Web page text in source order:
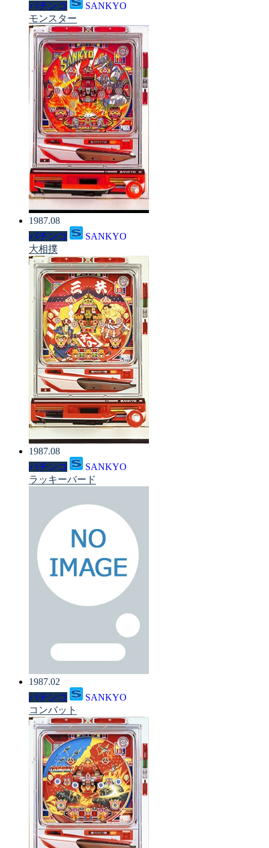
パチンコ
SANKYO
モンスター
1987.08
パチンコ
SANKYO
大相撲
1987.08
パチンコ
SANKYO
ラッキーバード
1987.02
パチンコ
SANKYO
コンバット